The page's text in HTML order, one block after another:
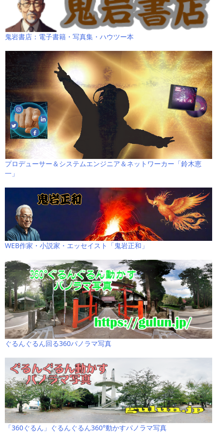
鬼岩書店：電子書籍・写真集・ハウツー本
プロデューサー＆システムエンジニア＆ネットワーカー「鈴木恵
一」
WEB作家・小説家・エッセイスト「鬼岩正和」
ぐるんぐるん回る360パノラマ写真
「360ぐるん」ぐるんぐるん360°動かすパノラマ写真